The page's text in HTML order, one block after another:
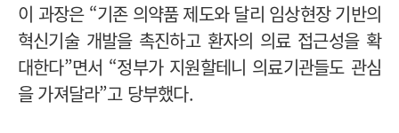
이 과장은 “기존 의약품 제도와 달리 임상현장 기반의
혁신기술 개발을 촉진하고 환자의 의료 접근성을 확
대한다”면서 “정부가 지원할테니 의료기관들도 관심
을 가져달라”고 당부했다.